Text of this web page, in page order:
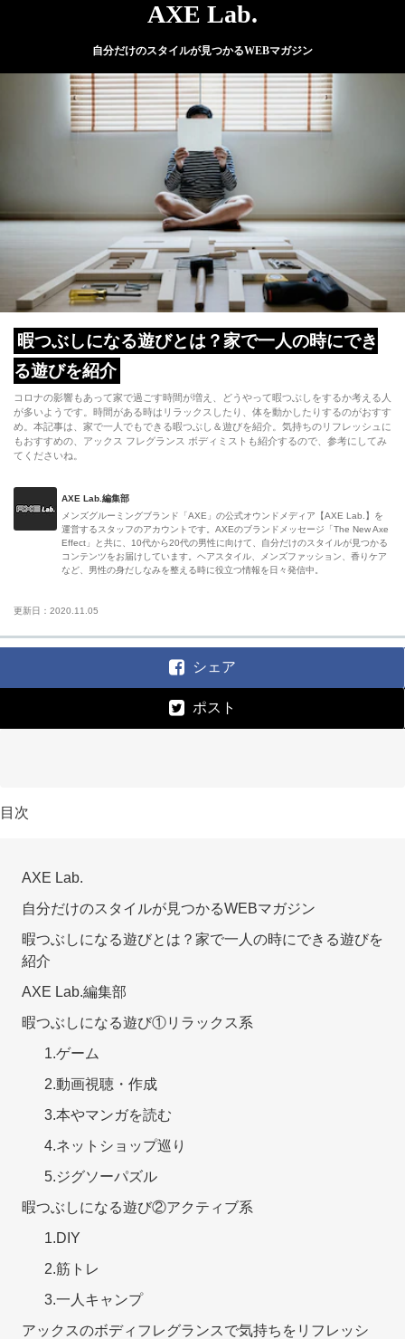
AXE Lab.
自分だけのスタイルが見つかるWEBマガジン
暇つぶしになる遊びとは？家で一人の時にでき
る遊びを紹介
コロナの影響もあって家で過ごす時間が増え、どうやって暇つぶしをするか考える人
が多いようです。時間がある時はリラックスしたり、体を動かしたりするのがおすす
め。本記事は、家で一人でもできる暇つぶし＆遊びを紹介。気持ちのリフレッシュに
もおすすめの、アックス フレグランス ボディミストも紹介するので、参考にしてみ
てくださいね。
AXE Lab.編集部
メンズグルーミングブランド「AXE」の公式オウンドメディア【AXE Lab.】を
運営するスタッフのアカウントです。AXEのブランドメッセージ「The New Axe
Effect」と共に、10代から20代の男性に向けて、自分だけのスタイルが見つかる
コンテンツをお届けしています。ヘアスタイル、メンズファッション、香りケア
など、男性の身だしなみを整える時に役立つ情報を日々発信中。
更新日：2020.11.05
シェア
ポスト
目次
AXE Lab.
自分だけのスタイルが見つかるWEBマガジン
暇つぶしになる遊びとは？家で一人の時にできる遊びを
紹介
AXE Lab.編集部
暇つぶしになる遊び①リラックス系
1.ゲーム
2.動画視聴・作成
3.本やマンガを読む
4.ネットショップ巡り
5.ジグソーパズル
暇つぶしになる遊び②アクティブ系
1.DIY
2.筋トレ
3.一人キャンプ
アックスのボディフレグランスで気持ちをリフレッシ